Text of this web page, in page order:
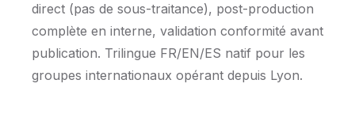
direct (pas de sous-traitance), post-production
complète en interne, validation conformité avant
publication. Trilingue FR/EN/ES natif pour les
groupes internationaux opérant depuis Lyon.